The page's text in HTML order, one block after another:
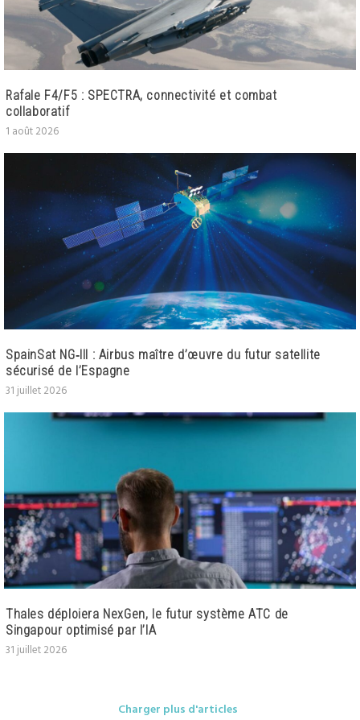
Rafale F4/F5 : SPECTRA, connectivité et combat
collaboratif
1 août 2026
SpainSat NG‑III : Airbus maître d’œuvre du futur satellite
sécurisé de l’Espagne
31 juillet 2026
Thales déploiera NexGen, le futur système ATC de
Singapour optimisé par l’IA
31 juillet 2026
Charger plus d'articles